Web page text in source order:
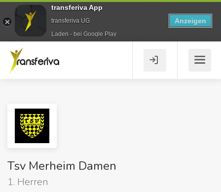
Tsv Merheim Damen
1. Herren
transferiva App
transferiva UG
Laden - bei Google Play
Anzeigen